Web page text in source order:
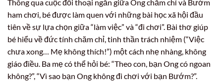
Thông qua cuộc đối thoại ngắn giữa Ong chăm chỉ và Bướm
ham chơi, bé được làm quen với những bài học xã hội đầu
tiên về sự lựa chọn giữa “làm việc” và “đi chơi”. Bài thơ giúp
bé hiểu về đức tính chăm chỉ, tinh thần trách nhiệm (“Việc
chưa xong… Mẹ không thích!”) một cách nhẹ nhàng, không
giáo điều. Ba mẹ có thể hỏi bé: “Theo con, bạn Ong có ngoan
không?”, “Vì sao bạn Ong không đi chơi với bạn Bướm?”.